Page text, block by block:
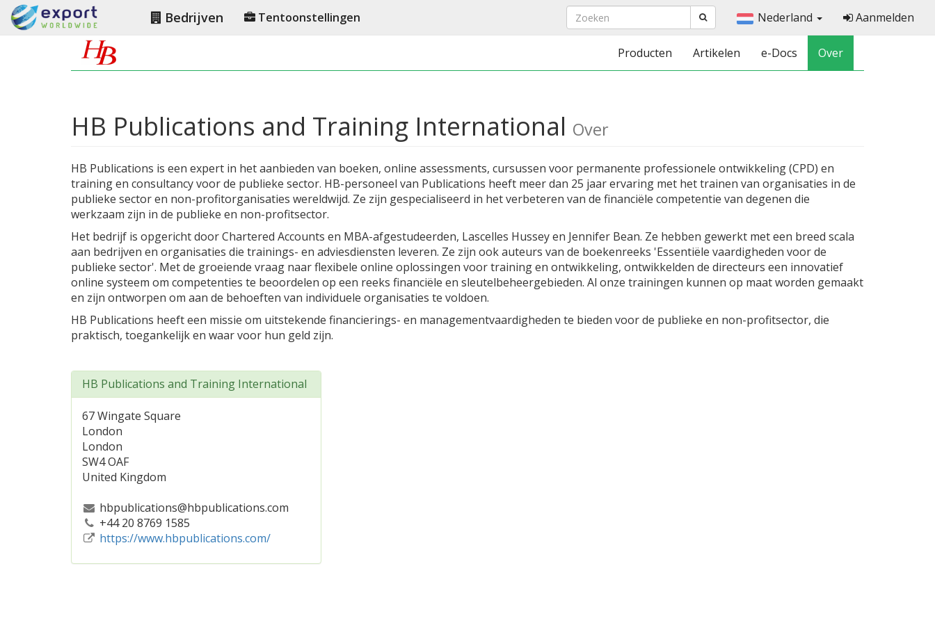
Bedrijven Tentoonstellingen Nederland Aanmelden
Producten Artikelen e-Docs Over
HB Publications and Training International Over
HB Publications is een expert in het aanbieden van boeken, online assessments, cursussen voor permanente professionele ontwikkeling (CPD) en
training en consultancy voor de publieke sector. HB-personeel van Publications heeft meer dan 25 jaar ervaring met het trainen van organisaties in de
publieke sector en non-profitorganisaties wereldwijd. Ze zijn gespecialiseerd in het verbeteren van de financiële competentie van degenen die
werkzaam zijn in de publieke en non-profitsector.
Het bedrijf is opgericht door Chartered Accounts en MBA-afgestudeerden, Lascelles Hussey en Jennifer Bean. Ze hebben gewerkt met een breed scala
aan bedrijven en organisaties die trainings- en adviesdiensten leveren. Ze zijn ook auteurs van de boekenreeks 'Essentiële vaardigheden voor de
publieke sector'. Met de groeiende vraag naar flexibele online oplossingen voor training en ontwikkeling, ontwikkelden de directeurs een innovatief
online systeem om competenties te beoordelen op een reeks financiële en sleutelbeheergebieden. Al onze trainingen kunnen op maat worden gemaakt
en zijn ontworpen om aan de behoeften van individuele organisaties te voldoen.
HB Publications heeft een missie om uitstekende financierings- en managementvaardigheden te bieden voor de publieke en non-profitsector, die
praktisch, toegankelijk en waar voor hun geld zijn.
HB Publications and Training International
67 Wingate Square
London
London
SW4 OAF
United Kingdom
hbpublications@hbpublications.com
+44 20 8769 1585
https://www.hbpublications.com/